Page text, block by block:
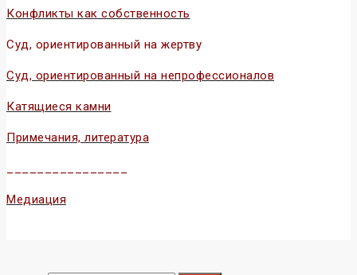
Конфликты как собственность
Суд, ориентированный на жертву
Суд, ориентированный на непрофессионалов
Катящиеся камни
Примечания, литература
Медиация